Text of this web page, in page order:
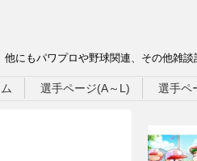
にもパワプロや野球関連、その他雑談
選手ページ(A～L) 選手ペ